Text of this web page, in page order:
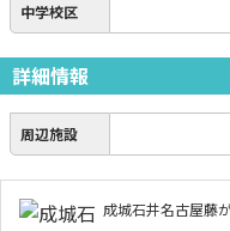
中学校区
詳細情報
周辺施設
成城石井名古屋藤